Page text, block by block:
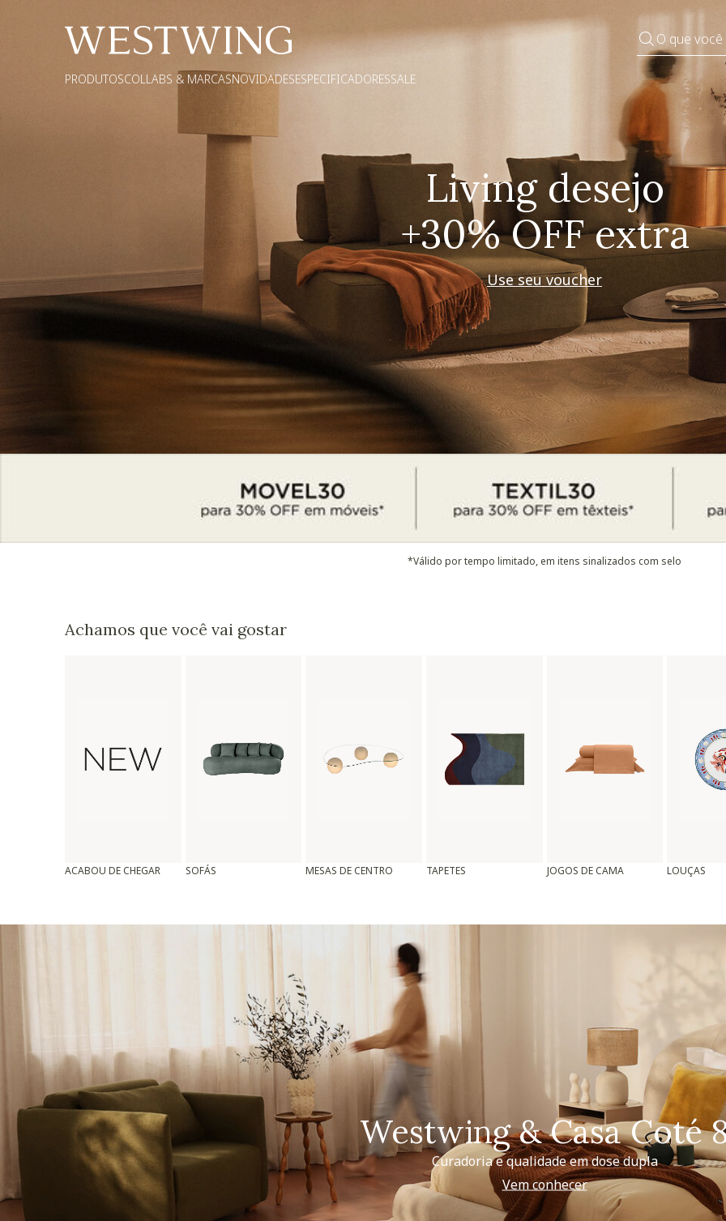
O que
PRODUTOSCOLLABS & MARCASNOVIDADESESPECIFICADORESSALE
Pequenos rituais
Grandes mudanças
Decorar
*Válido por tempo limitado, em itens sinalizados com selo
Achamos que você vai gostar
ACABOU DE CHEGAR SOFÁS MESAS DE CENTRO TAPETES JOGOS DE CAMA LOUÇAS
Westwing & Casa Coté
Curadoria e qualidade em dose dupla
Vem conhecer